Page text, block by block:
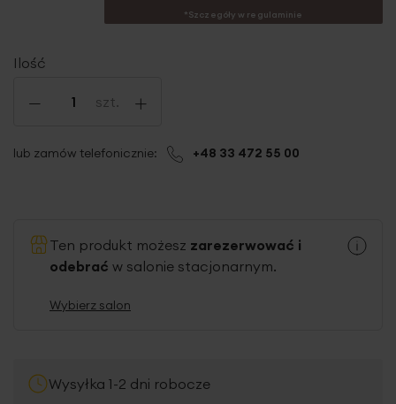
Ilość
- szt. +
*Szczegóły w regulaminie
lub zamów telefonicznie: +48 33 472 55 00
Ten produkt możesz zarezerwować i
odebrać w salonie stacjonarnym.
Wybierz salon
Wysyłka 1-2 dni robocze